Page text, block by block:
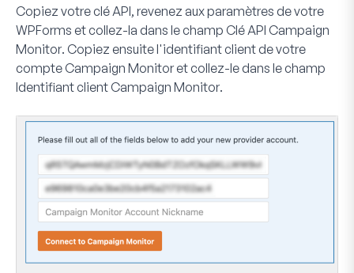
Copiez votre clé API, revenez aux paramètres de votre
WPForms et collez-la dans le champ Clé API Campaign
Monitor. Copiez ensuite l'identifiant client de votre
compte Campaign Monitor et collez-le dans le champ
Identifiant client Campaign Monitor.